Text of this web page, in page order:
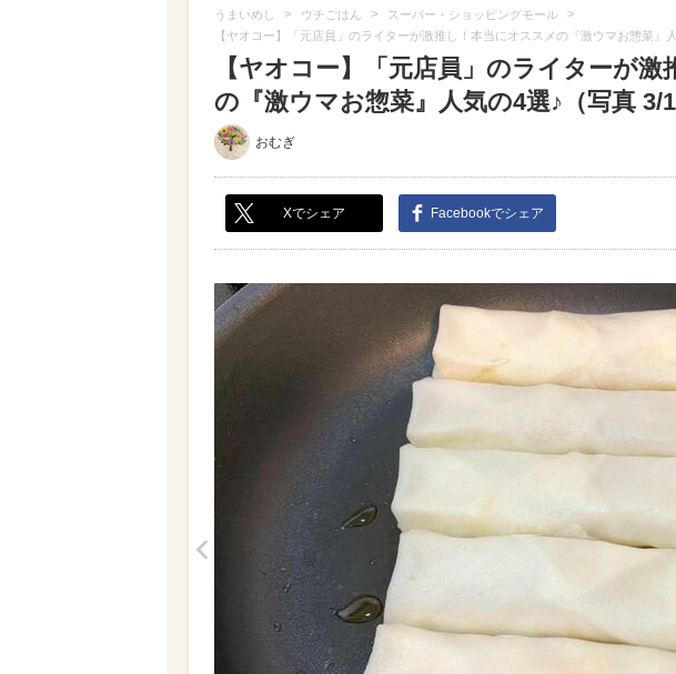
うまいめし > ウチごはん > スーパー・ショッピングモール >
【ヤオコー】「元店員」のライターが激推し！本当にオススメの『激ウマお惣菜』
【ヤオコー】「元店員」のライターが
の『激ウマお惣菜』人気の4選♪（写真 3/
おむぎ
Xでシェア Facebookでシェア